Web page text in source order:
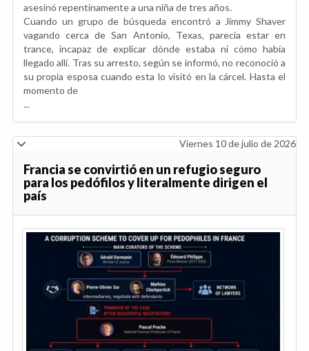
asesinó repentinamente a una niña de tres años.
Cuando un grupo de búsqueda encontró a Jimmy Shaver
vagando cerca de San Antonio, Texas, parecía estar en
trance, incapaz de explicar dónde estaba ni cómo había
llegado allí. Tras su arresto, según se informó, no reconoció a
su propia esposa cuando esta lo visitó en la cárcel. Hasta el
momento de
...
Viernes 10 de julio de 2026
Francia se convirtió en un refugio seguro
para los pedófilos y literalmente dirigen el
país